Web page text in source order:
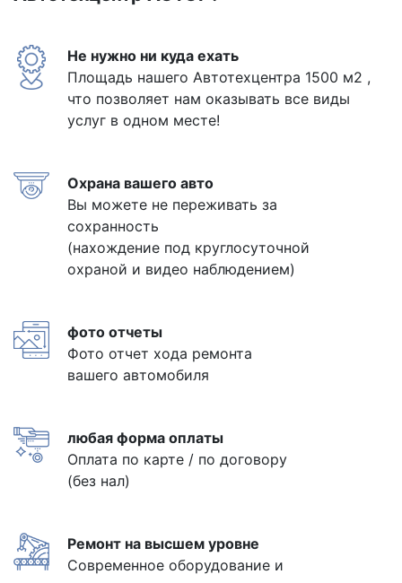
Не нужно ни куда ехать
Площадь нашего Автотехцентра 1500 м2 ,
что позволяет нам оказывать все виды
услуг в одном месте!
Охрана вашего авто
Вы можете не переживать за
сохранность
(нахождение под круглосуточной
охраной и видео наблюдением)
фото отчеты
Фото отчет хода ремонта
вашего автомобиля
любая форма оплаты
Оплата по карте / по договору
(без нал)
Ремонт на высшем уровне
Современное оборудование и